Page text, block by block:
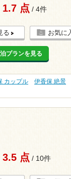
1.7 点 / 4件
る お気に
プランを見る
カップル 伊香保 絶景
3.5 点 / 10件